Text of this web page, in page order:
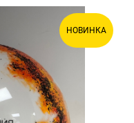
НОВИНКА